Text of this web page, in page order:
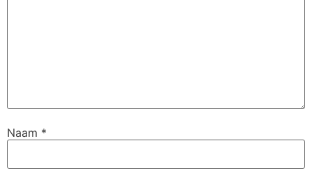
Naam *